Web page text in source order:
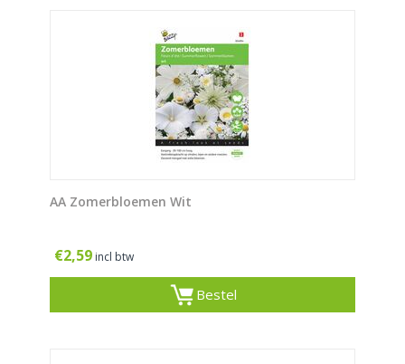
AA Zomerbloemen Wit
€2,59 incl btw
Bestel